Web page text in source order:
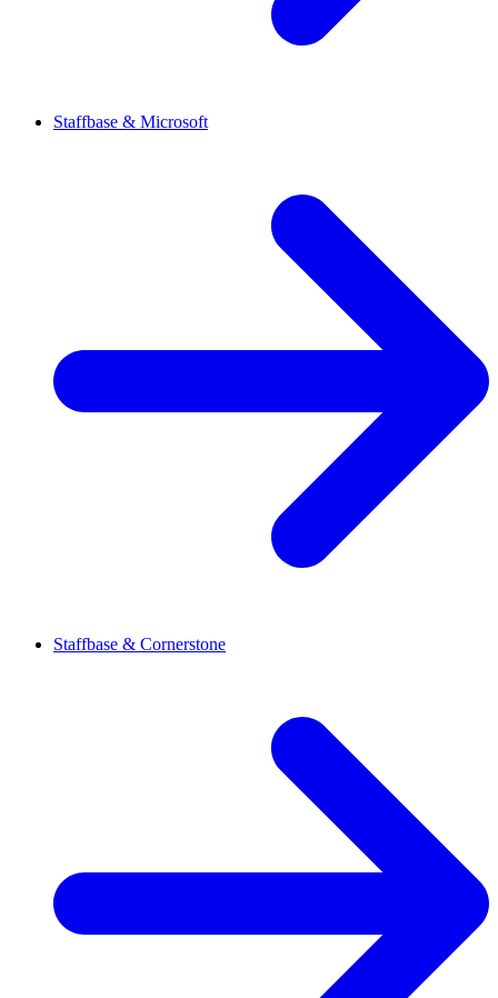
Staffbase & Microsoft
Staffbase & Cornerstone